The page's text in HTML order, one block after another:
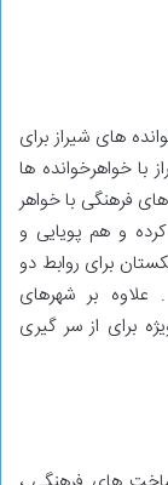
های شیراز برای
با خواهرخوانده ها
فرهنگی با خواهر
و هم پویایی و
برای روابط دو
علاوه بر شهرهای
برای از سر گیری